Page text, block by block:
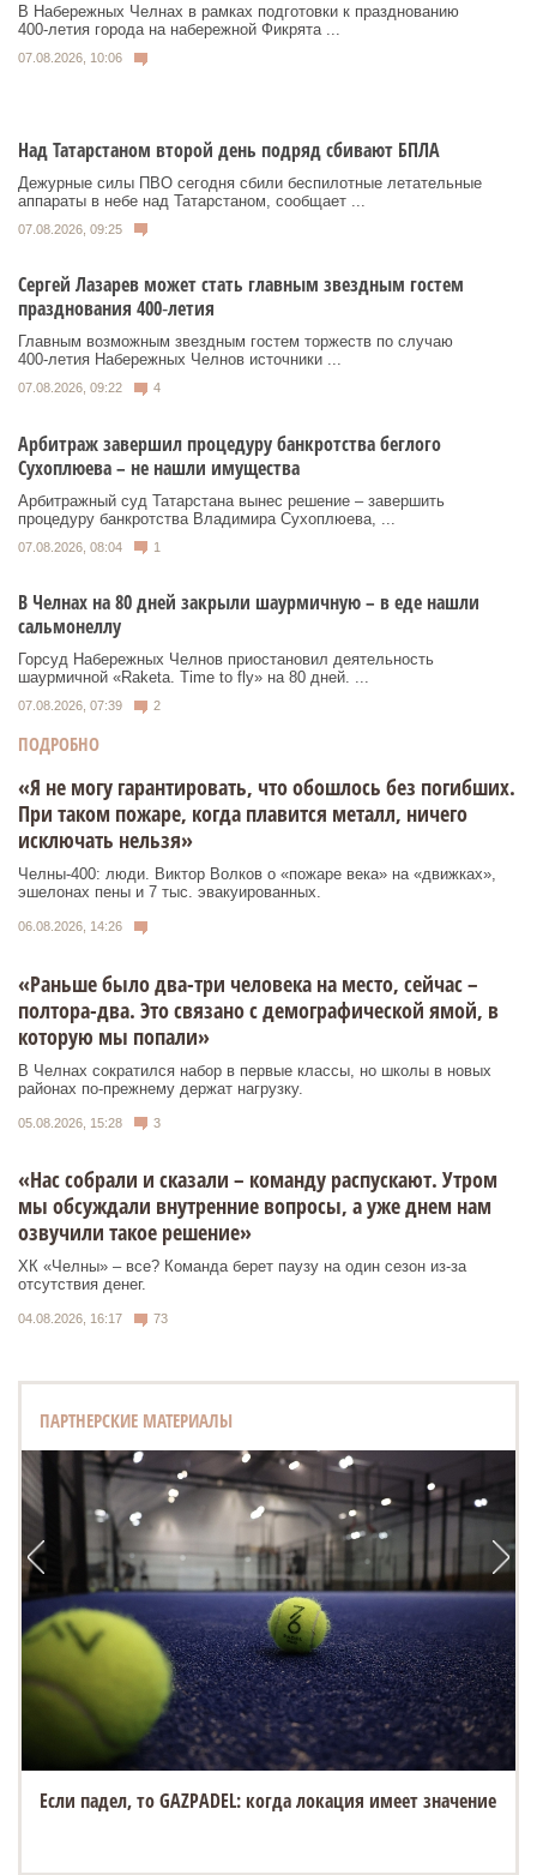
В Набережных Челнах в рамках подготовки к празднованию
400‑летия города на набережной Фикрята ...
07.08.2026, 10:06
Над Татарстаном второй день подряд сбивают БПЛА
Дежурные силы ПВО сегодня сбили беспилотные летательные
аппараты в небе над Татарстаном, сообщает ...
07.08.2026, 09:25
Сергей Лазарев может стать главным звездным гостем
празднования 400‑летия
Главным возможным звездным гостем торжеств по случаю
400‑летия Набережных Челнов источники ...
07.08.2026, 09:22 4
Арбитраж завершил процедуру банкротства беглого
Сухоплюева – не нашли имущества
Арбитражный суд Татарстана вынес решение – завершить
процедуру банкротства Владимира Сухоплюева, ...
07.08.2026, 08:04 1
В Челнах на 80 дней закрыли шаурмичную – в еде нашли
сальмонеллу
Горсуд Набережных Челнов приостановил деятельность
шаурмичной «Raketa. Time to fly» на 80 дней. ...
07.08.2026, 07:39 2
ПОДРОБНО
«Я не могу гарантировать, что обошлось без погибших.
При таком пожаре, когда плавится металл, ничего
исключать нельзя»
Челны-400: люди. Виктор Волков о «пожаре века» на «движках»,
эшелонах пены и 7 тыс. эвакуированных.
06.08.2026, 14:26
«Раньше было два-три человека на место, сейчас –
полтора-два. Это связано с демографической ямой, в
которую мы попали»
В Челнах сократился набор в первые классы, но школы в новых
районах по-прежнему держат нагрузку.
05.08.2026, 15:28 3
«Нас собрали и сказали – команду распускают. Утром
мы обсуждали внутренние вопросы, а уже днем нам
озвучили такое решение»
ХК «Челны» – все? Команда берет паузу на один сезон из-за
отсутствия денег.
04.08.2026, 16:17 73
ПАРТНЕРСКИЕ МАТЕРИАЛЫ
Если падел, то GAZPADEL: когда локация имеет значение